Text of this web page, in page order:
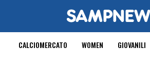
CALCIOMERCATO WOMEN GIOVANILI